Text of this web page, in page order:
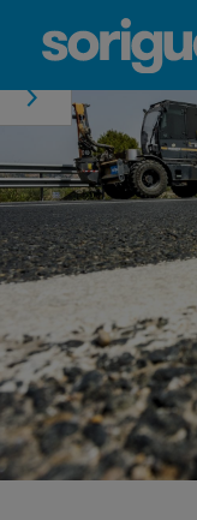
Menú